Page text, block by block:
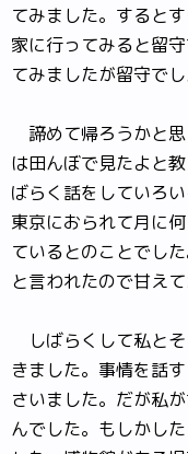
てみました。すると
家に行ってみると留
てみましたが留守でし
諦めて帰ろうかと
は田んぼで見たよと
ばらく話をしていろ
東京におられて月に
ているとのことでし
と言われたので甘え
しばらくして私と
きました。事情を話
さいました。だが私
んでした。もしかし